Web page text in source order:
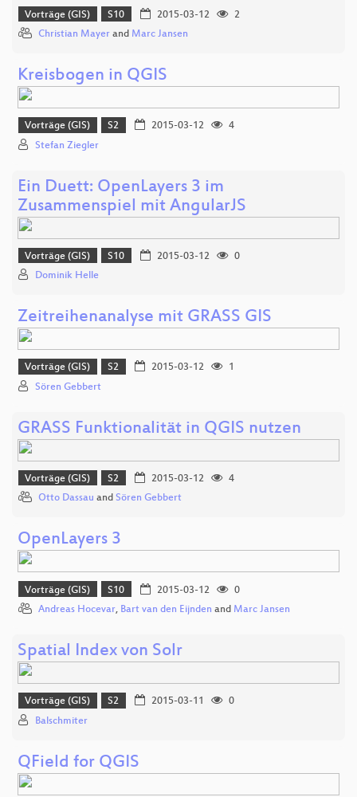
Vorträge (GIS) S10 2015-03-12
2
Christian Mayer and Marc Jansen
Kreisbogen in QGIS
Vorträge (GIS) S2 2015-03-12
4
Stefan Ziegler
Ein Duett: OpenLayers 3 im
Zusammenspiel mit AngularJS
Vorträge (GIS) S10 2015-03-12
0
Dominik Helle
Zeitreihenanalyse mit GRASS GIS
Vorträge (GIS) S2 2015-03-12
1
Sören Gebbert
GRASS Funktionalität in QGIS nutzen
Vorträge (GIS) S2 2015-03-12
4
Otto Dassau and Sören Gebbert
OpenLayers 3
Vorträge (GIS) S10 2015-03-12
0
Andreas Hocevar, Bart van den Eijnden and Marc Jansen
Spatial Index von Solr
Vorträge (GIS) S2 2015-03-11
0
Balschmiter
QField for QGIS